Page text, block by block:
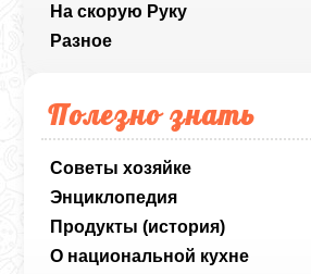
На скорую Руку
Разное
Полезно знать
Советы хозяйке
Энциклопедия
Продукты (история)
О национальной кухне